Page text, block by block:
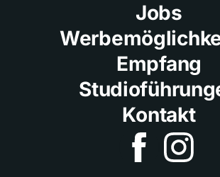
Jobs
Empfang
Kontakt